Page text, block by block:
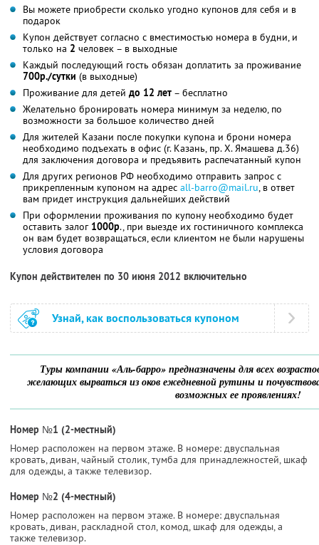
Вы можете приобрести сколько угодно купонов для себя и в
подарок
Купон действует согласно с вместимостью номера в будни, и
только на 2 человек – в выходные
Каждый последующий гость обязан доплатить за проживание
700р./сутки (в выходные)
Проживание для детей до 12 лет – бесплатно
Желательно бронировать номера минимум за неделю, по
возможности за большое количество дней
Для жителей Казани после покупки купона и брони номера
необходимо подъехать в офис (г. Казань, пр. Х. Ямашева д.36)
для заключения договора и предъявить распечатанный купон
Для других регионов РФ необходимо отправить запрос с
прикрепленным купоном на адрес all-barro@mail.ru, в ответ
вам придет инструкция дальнейших действий
При оформлении проживания по купону необходимо будет
оставить залог 1000р., при выезде их гостиничного комплекса
он вам будет возвращаться, если клиентом не были нарушены
условия договора
Купон действителен по 30 июня 2012 включительно
Узнай, как воспользоваться купоном
Туры компании «Аль-барро» предназначены для всех
желающих вырваться из оков ежедневной рутины и
возможных ее проявлениях!
Номер №1 (2-местный)
Номер расположен на первом этаже. В номере: двуспальная
кровать, диван, чайный столик, тумба для принадлежностей, шкаф
для одежды, а также телевизор.
Номер №2 (4-местный)
Номер расположен на первом этаже. В номере: двуспальная
кровать, диван, раскладной стол, комод, шкаф для одежды, а
также телевизор.